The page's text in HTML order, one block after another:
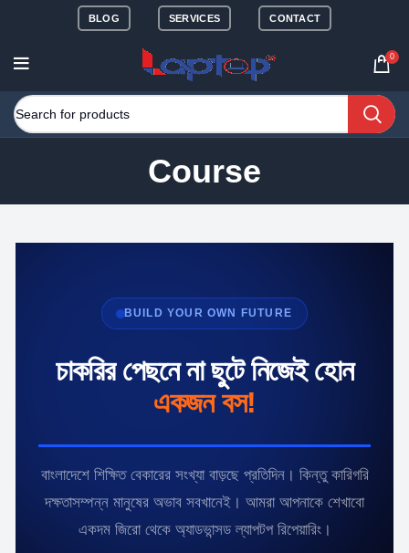
BLOG SERVICES CONTACT
0
Course
BUILD YOUR OWN FUTURE
চাকরির পেছনে না ছুটে নিজেই হোন
একজন বস!
বাংলাদেশে শিক্ষিত বেকারের সংখ্যা বাড়ছে প্রতিদিন। কিন্তু কারিগরি
দক্ষতাসম্পন্ন মানুষের অভাব সবখানেই। আমরা আপনাকে শেখাবো
একদম জিরো থেকে অ্যাডভান্সড ল্যাপটপ রিপেয়ারিং।